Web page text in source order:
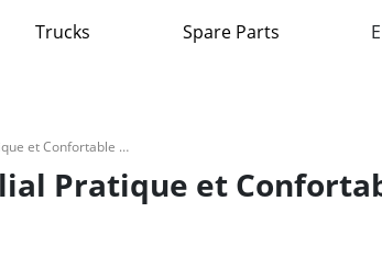
Trucks Spare Parts
2020 Kia Sorento : Un SUV Familial Pratique et Confortable pour les Routes des Comores
Pratique et